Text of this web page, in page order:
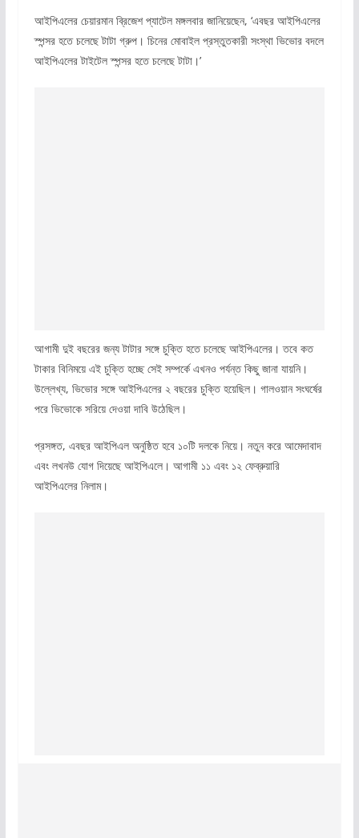
আইপিএলের চেয়ারমান ব্রিজেশ প্যাটেল মঙ্গলবার জানিয়েছেন, ‘এবছর আইপিএলের
স্পন্সর হতে চলেছে টাটা গ্রুপ। চিনের মোবাইল প্রস্তুতকারী সংস্থা ভিভোর বদলে
আইপিএলের টাইটেল স্পন্সর হতে চলেছে টাটা।’
আগামী দুই বছরের জন্য টাটার সঙ্গে চুক্তি হতে চলেছে আইপিএলের। তবে কত
টাকার বিনিময়ে এই চুক্তি হচ্ছে সেই সম্পর্কে এখনও পর্যন্ত কিছু জানা যায়নি।
উল্লেখ্য, ভিভোর সঙ্গে আইপিএলের ২ বছরের চুক্তি হয়েছিল। গালওয়ান সংঘর্ষের
পরে ভিভোকে সরিয়ে দেওয়া দাবি উঠেছিল।
প্রসঙ্গত, এবছর আইপিএল অনুষ্ঠিত হবে ১০টি দলকে নিয়ে। নতুন করে আমেদাবাদ
এবং লখনউ যোগ দিয়েছে আইপিএলে। আগামী ১১ এবং ১২ ফেব্রুয়ারি
আইপিএলের নিলাম।